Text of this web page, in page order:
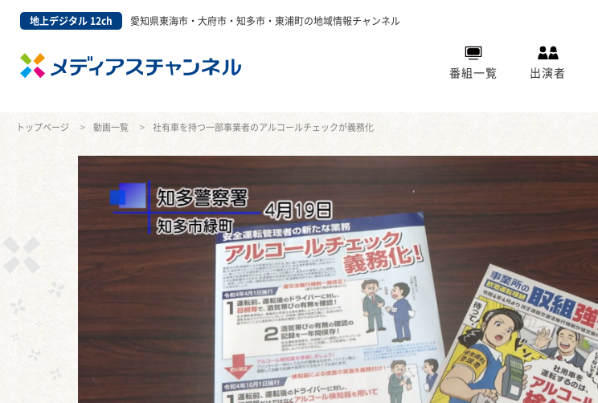
地上デジタル 12ch 愛知県東海市・大府市・知多市・東浦町の地域情報チャンネル
番組一覧 出演者
トップページ 動画一覧 社有車を持つ一部事業者のアルコールチェックが義務化